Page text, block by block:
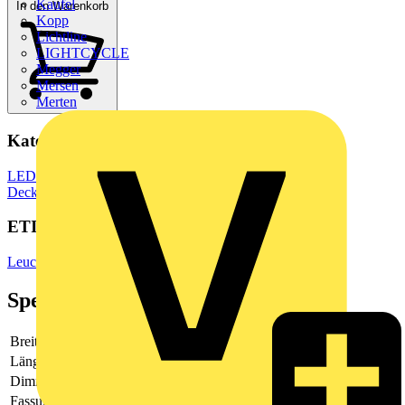
Kaufel
Kopp
Lichtline
LIGHTCYCLE
Megger
Mersen
Merten
In den Warenkorb
Kategorien
LED Beleuchtung & Leuchten LED Beleuchtung
Deckenleuchten
ETIM Group
Leuchten
Spezifikationen
Breite
Länge
Dimmbar
Fassung